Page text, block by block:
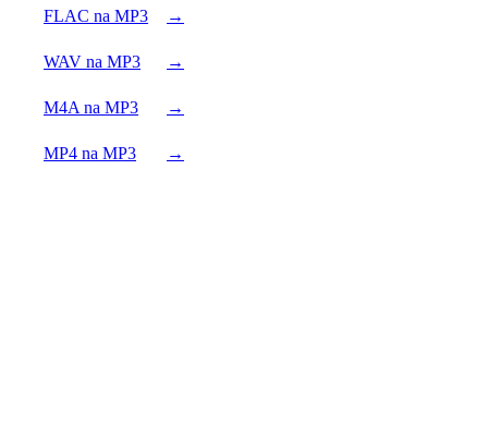
FLAC na MP3 →
WAV na MP3 →
M4A na MP3 →
MP4 na MP3 →